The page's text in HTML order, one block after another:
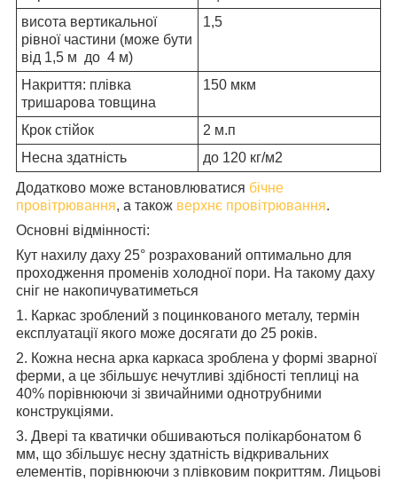
висота вертикальної
рівної частини (може бути
від 1,5 м до 4 м)
1,5
Накриття: плівка
тришарова товщина
150 мкм
Крок стійок
2 м.п
Несна здатність
до 120 кг/м2
Додатково може встановлюватися бічне
провітрювання, а також верхнє провітрювання.
Основні відмінності:
Кут нахилу даху 25° розрахований оптимально для
проходження променів холодної пори. На такому даху
сніг не накопичуватиметься
1. Каркас зроблений з поцинкованого металу, термін
експлуатації якого може досягати до 25 років.
2. Кожна несна арка каркаса зроблена у формі зварної
ферми, а це збільшує нечутливі здібності теплиці на
40% порівнюючи зі звичайними однотрубними
конструкціями.
3. Двері та кватички обшиваються полікарбонатом 6
мм, що збільшує несну здатність відкривальних
елементів, порівнюючи з плівковим покриттям. Лицьові